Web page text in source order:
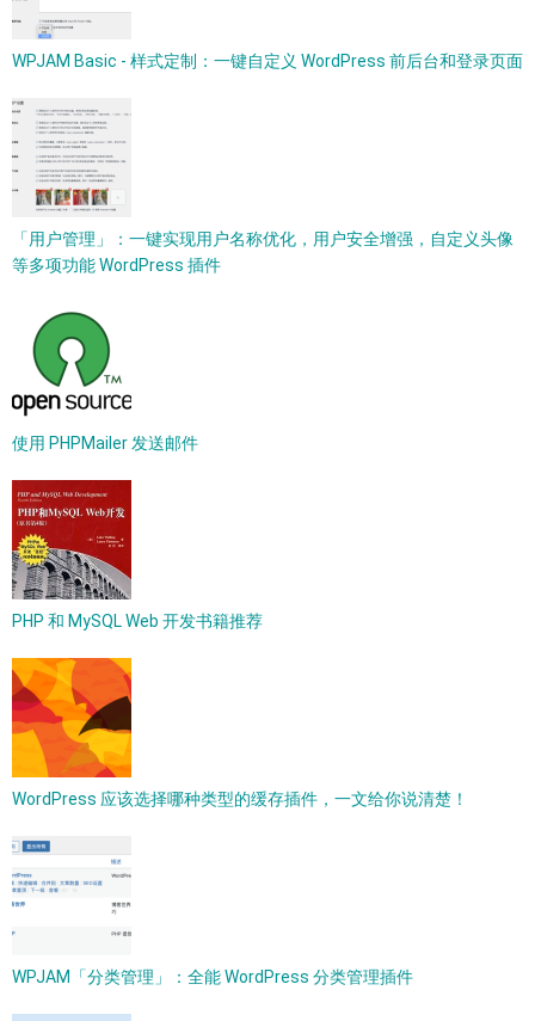
WPJAM Basic - 样式定制：一键自定义 WordPress 前后台和登录页面
「用户管理」：一键实现用户名称优化，用户安全增强，自定义头像
等多项功能 WordPress 插件
使用 PHPMailer 发送邮件
PHP 和 MySQL Web 开发书籍推荐
WordPress 应该选择哪种类型的缓存插件，一文给你说清楚！
WPJAM「分类管理」：全能 WordPress 分类管理插件